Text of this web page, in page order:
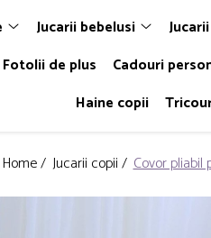
Jucarii bebelusi
Fotolii de plus
Cadouri
Haine copii
Home / Jucarii copii / Covor pliabil